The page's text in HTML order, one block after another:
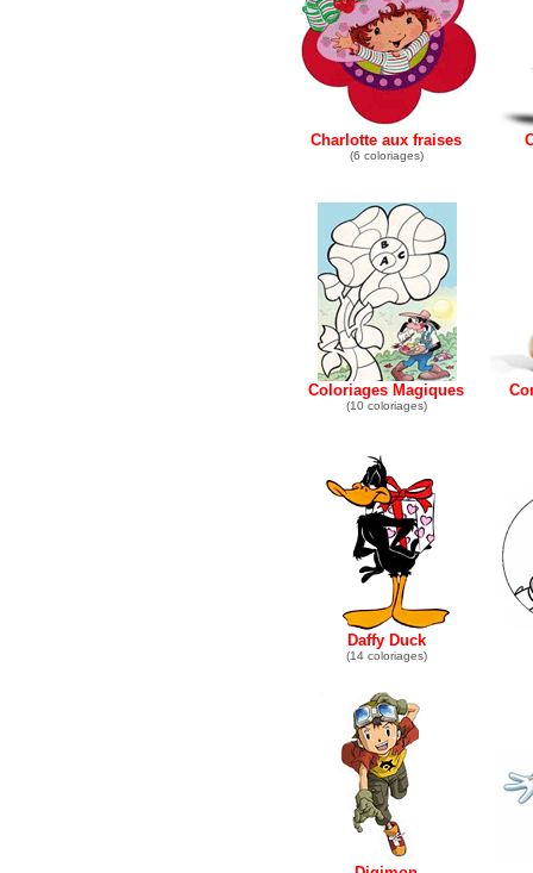
Charlotte aux fraises
(6 coloriages)
Coloriages Magiques
(10 coloriages)
Daffy Duck
(14 coloriages)